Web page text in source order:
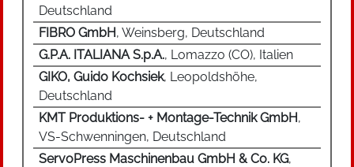
Deutschland
FIBRO GmbH, Weinsberg, Deutschland
G.P.A. ITALIANA S.p.A., Lomazzo (CO), Italien
GIKO, Guido Kochsiek, Leopoldshöhe,
Deutschland
KMT Produktions- + Montage-Technik GmbH,
VS-Schwenningen, Deutschland
ServoPress Maschinenbau GmbH & Co. KG,